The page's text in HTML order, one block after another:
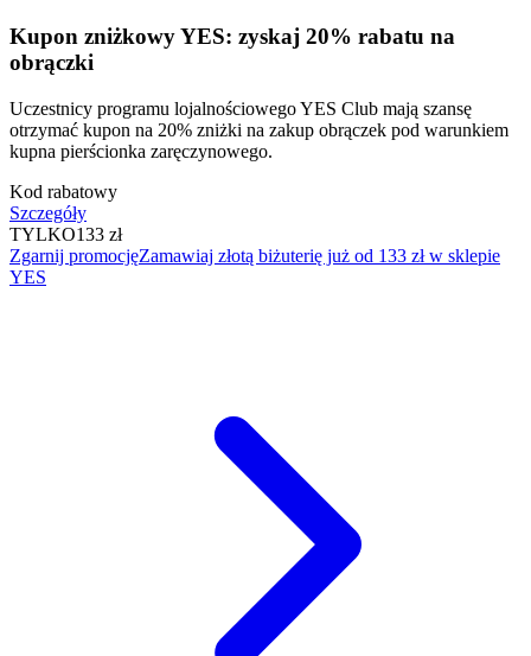
Kupon zniżkowy YES: zyskaj 20% rabatu na
obrączki
Uczestnicy programu lojalnościowego YES Club mają szansę
otrzymać kupon na 20% zniżki na zakup obrączek pod warunkiem
kupna pierścionka zaręczynowego.
Kod rabatowy
Szczegóły
TYLKO133 zł
Zgarnij promocjęZamawiaj złotą biżuterię już od 133 zł w sklepie
YES